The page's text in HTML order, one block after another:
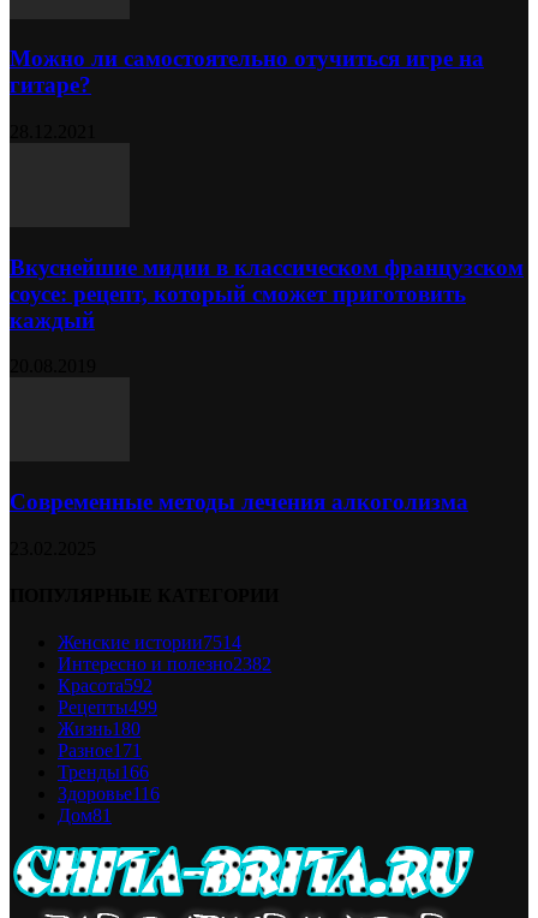
Можно ли самостоятельно отучиться игре на
гитаре?
Вкуснейшие мидии в классическом французском
соусе: рецепт, который сможет приготовить
каждый
Современные методы лечения алкоголизма
Женские истории7514
Интересно и полезно2382
Красота592
Рецепты499
Жизнь180
Разное171
Тренды166
Здоровье116
Дом81